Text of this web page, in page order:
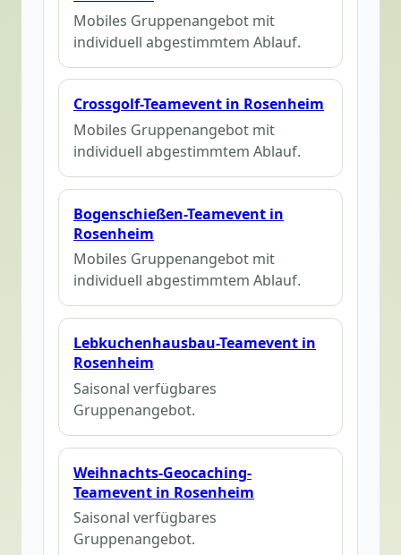
Mobiles Gruppenangebot mit
individuell abgestimmtem Ablauf.
Crossgolf-Teamevent in Rosenheim
Mobiles Gruppenangebot mit
individuell abgestimmtem Ablauf.
Bogenschießen-Teamevent in
Rosenheim
Mobiles Gruppenangebot mit
individuell abgestimmtem Ablauf.
Lebkuchenhausbau-Teamevent in
Rosenheim
Saisonal verfügbares
Gruppenangebot.
Weihnachts-Geocaching-
Teamevent in Rosenheim
Saisonal verfügbares
Gruppenangebot.